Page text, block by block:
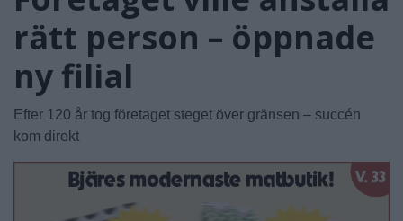
rätt person – öppnade
ny filial
Efter 120 år tog företaget steget över gränsen – succén
kom direkt